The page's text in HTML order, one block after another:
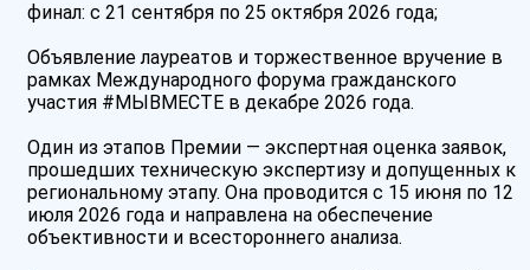
финал: с 21 сентября по 25 октября 2026 года;
Объявление лауреатов и торжественное вручение в
рамках Международного форума гражданского
участия #МЫВМЕСТЕ в декабре 2026 года.
Один из этапов Премии — экспертная оценка заявок,
прошедших техническую экспертизу и допущенных к
региональному этапу. Она проводится с 15 июня по 12
июля 2026 года и направлена на обеспечение
объективности и всестороннего анализа.